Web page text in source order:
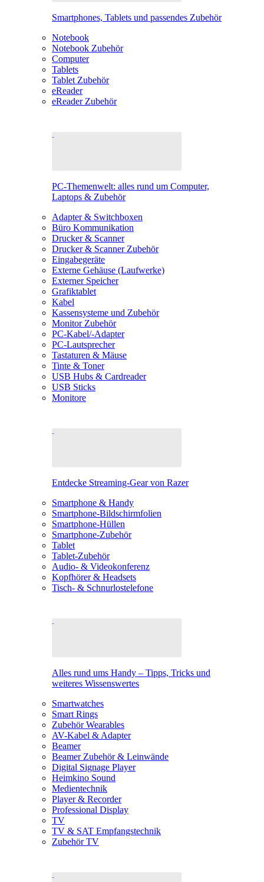
Smartphones, Tablets und passendes Zubehör
Notebook
Notebook Zubehör
Computer
Tablets
Tablet Zubehör
eReader
eReader Zubehör
PC-Themenwelt: alles rund um Computer,
Laptops & Zubehör
Adapter & Switchboxen
Büro Kommunikation
Drucker & Scanner
Drucker & Scanner Zubehör
Eingabegeräte
Externe Gehäuse (Laufwerke)
Externer Speicher
Grafiktablet
Kabel
Kassensysteme und Zubehör
Monitor Zubehör
PC-Kabel/-Adapter
PC-Lautsprecher
Tastaturen & Mäuse
Tinte & Toner
USB Hubs & Cardreader
USB Sticks
Monitore
Entdecke Streaming-Gear von Razer
Smartphone & Handy
Smartphone-Bildschirmfolien
Smartphone-Hüllen
Smartphone-Zubehör
Tablet
Tablet-Zubehör
Audio- & Videokonferenz
Kopfhörer & Headsets
Tisch- & Schnurlostelefone
Alles rund ums Handy – Tipps, Tricks und
weiteres Wissenswertes
Smartwatches
Smart Rings
Zubehör Wearables
AV-Kabel & Adapter
Beamer
Beamer Zubehör & Leinwände
Digital Signage Player
Heimkino Sound
Medientechnik
Player & Recorder
Professional Display
TV
TV & SAT Empfangstechnik
Zubehör TV